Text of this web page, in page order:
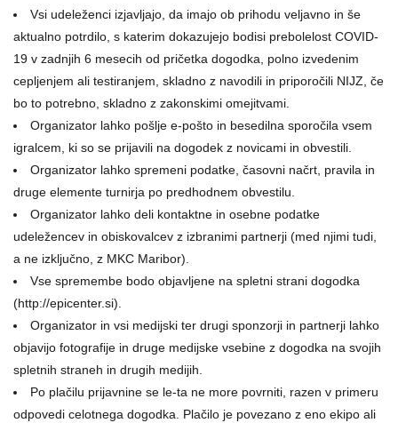
Vsi udeleženci izjavljajo, da imajo ob prihodu veljavno in še
aktualno potrdilo, s katerim dokazujejo bodisi prebolelost COVID-
19 v zadnjih 6 mesecih od pričetka dogodka, polno izvedenim
cepljenjem ali testiranjem, skladno z navodili in priporočili NIJZ, če
bo to potrebno, skladno z zakonskimi omejitvami.
Organizator lahko pošlje e-pošto in besedilna sporočila vsem
igralcem, ki so se prijavili na dogodek z novicami in obvestili.
Organizator lahko spremeni podatke, časovni načrt, pravila in
druge elemente turnirja po predhodnem obvestilu.
Organizator lahko deli kontaktne in osebne podatke
udeležencev in obiskovalcev z izbranimi partnerji (med njimi tudi,
a ne izključno, z MKC Maribor).
Vse spremembe bodo objavljene na spletni strani dogodka
(http://epicenter.si).
Organizator in vsi medijski ter drugi sponzorji in partnerji lahko
objavijo fotografije in druge medijske vsebine z dogodka na svojih
spletnih straneh in drugih medijih.
Po plačilu prijavnine se le-ta ne more povrniti, razen v primeru
odpovedi celotnega dogodka. Plačilo je povezano z eno ekipo ali